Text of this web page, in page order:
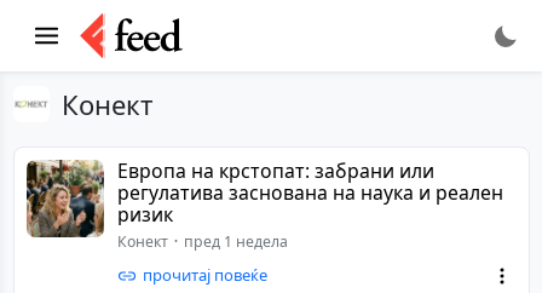
Конект
Европа на крстопат: забрани или
регулатива заснована на наука и реален
ризик
Конект пред 1 недела
прочитај повеќе